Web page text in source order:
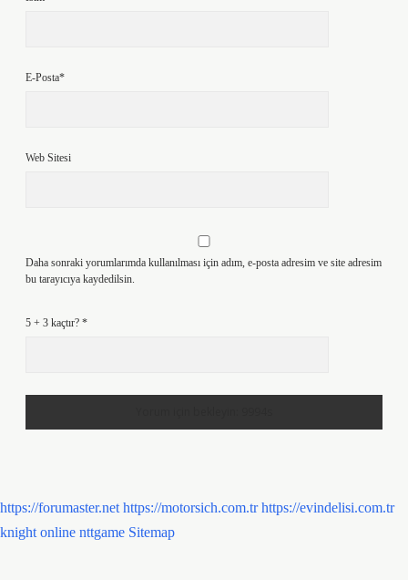
E-Posta*
Web Sitesi
Daha sonraki yorumlarımda kullanılması için adım, e-posta adresim ve site adresim
bu tarayıcıya kaydedilsin.
5 + 3 kaçtır? *
https://forumaster.net https://motorsich.com.tr https://evindelisi.com.tr
knight online nttgame Sitemap